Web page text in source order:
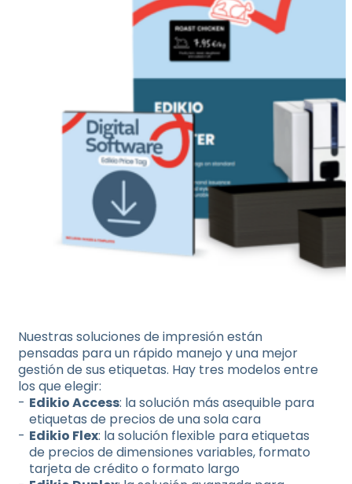
Nuestras soluciones de impresión están
pensadas para un rápido manejo y una mejor
gestión de sus etiquetas. Hay tres modelos entre
los que elegir:
Edikio Access: la solución más asequible para
etiquetas de precios de una sola cara
Edikio Flex: la solución flexible para etiquetas
de precios de dimensiones variables, formato
tarjeta de crédito o formato largo